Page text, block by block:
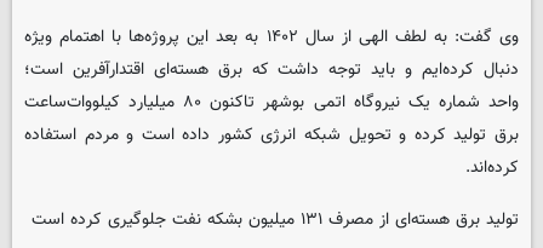
وی گفت: به لطف الهی از سال ۱۴۰۲ به بعد این پروژه‌ها با اهتمام ویژه
دنبال کرده‌ایم و باید توجه داشت که برق هسته‌ای اقتدارآفرین است؛
واحد شماره یک نیروگاه اتمی بوشهر تاکنون ۸۰ میلیارد کیلووات‌ساعت
برق تولید کرده و تحویل شبکه انرژی کشور داده است و مردم استفاده
کرده‌اند.
تولید برق هسته‌ای از مصرف ۱۳۱ میلیون بشکه نفت جلوگیری کرده است